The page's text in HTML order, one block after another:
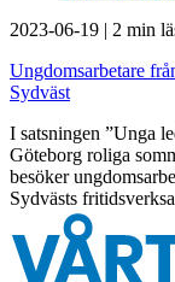
2023-06-19 | 2 min
Ungdomsarbetare
Sydväst
I satsningen ”Unga
Göteborg roliga
besöker
Sydvästs